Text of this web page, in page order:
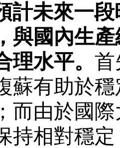
計未來一
與國內生
理水平。 首
蘇有助於
而由於國
持相對穩